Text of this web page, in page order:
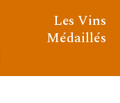
Les Vins
Médaillés